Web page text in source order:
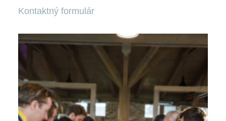
Kontaktný formulár